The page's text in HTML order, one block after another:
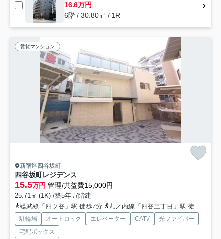
16.6万円
6階 / 30.80㎡ / 1R
賃貸マンション
新宿区四谷坂町
四谷坂町レジデンス
15.5万円 管理/共益費15,000円
25.71㎡ (1K) /築5年 /7階建
総武線「四ツ谷」駅 徒歩7分
丸ノ内線「四谷三丁目」駅 徒歩10分
駐輪場 オートロック エレベーター CATV
光ファイバー
宅配ボックス